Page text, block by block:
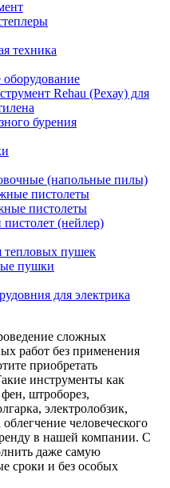
техника
Rehau (Рехау) для
бурения
(напольные пилы)
пистолеты
пистолеты
пистолет (нейлер)
тепловых пушек
пушки
для электрика
сложных
работ без применения
приобретать
инструменты как
штроборез,
электролобзик,
человеческого
в нашей компании. С
даже самую
сроки и без особых